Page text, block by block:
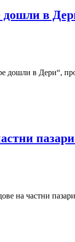
дошли в
дошли в Дери“,
на частни